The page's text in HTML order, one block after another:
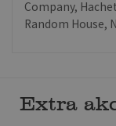
Company,
Random House,
Extra